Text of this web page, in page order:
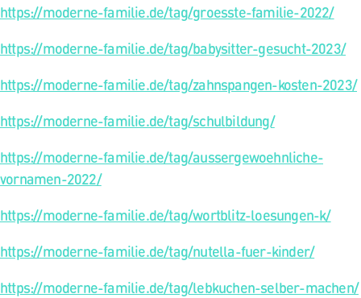
https://moderne-familie.de/tag/groesste-familie-2022/
https://moderne-familie.de/tag/babysitter-gesucht-2023/
https://moderne-familie.de/tag/zahnspangen-kosten-2023/
https://moderne-familie.de/tag/schulbildung/
https://moderne-familie.de/tag/aussergewoehnliche-
vornamen-2022/
https://moderne-familie.de/tag/wortblitz-loesungen-k/
https://moderne-familie.de/tag/nutella-fuer-kinder/
https://moderne-familie.de/tag/lebkuchen-selber-machen/